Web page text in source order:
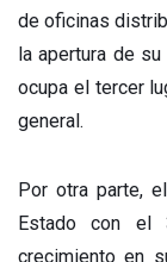
de oficinas
la apertura de
ocupa el tercer
general.
Por otra parte,
Estado con el
crecimiento en